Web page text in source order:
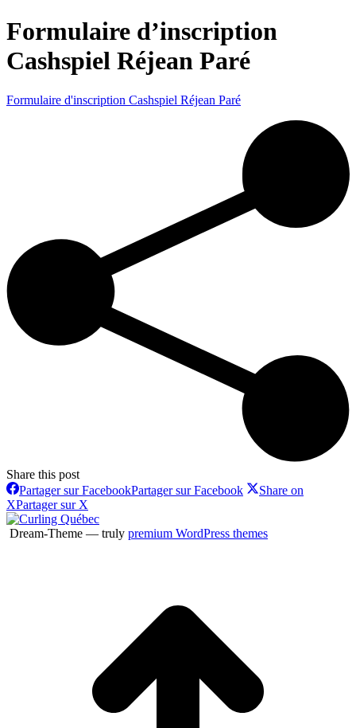
Formulaire d’inscription
Cashspiel Réjean Paré
Formulaire d'inscription Cashspiel Réjean Paré
Share this post
Partager sur FacebookPartager sur Facebook
Share on
XPartager sur X
Dream-Theme — truly premium WordPress themes